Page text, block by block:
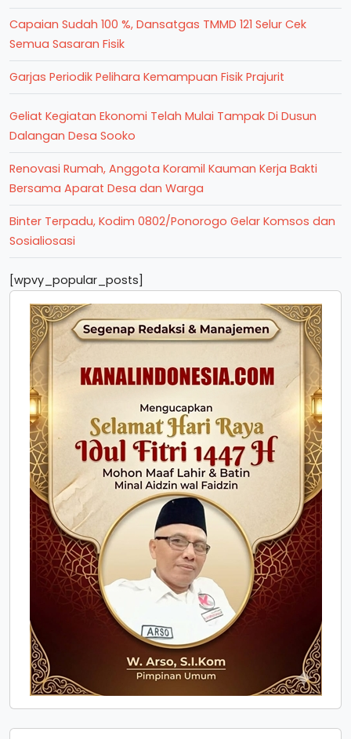
Capaian Sudah 100 %, Dansatgas TMMD 121 Selur Cek
Semua Sasaran Fisik
Garjas Periodik Pelihara Kemampuan Fisik Prajurit
Geliat Kegiatan Ekonomi Telah Mulai Tampak Di Dusun
Dalangan Desa Sooko
Renovasi Rumah, Anggota Koramil Kauman Kerja Bakti
Bersama Aparat Desa dan Warga
Binter Terpadu, Kodim 0802/Ponorogo Gelar Komsos dan
Sosialiosasi
[wpvy_popular_posts]